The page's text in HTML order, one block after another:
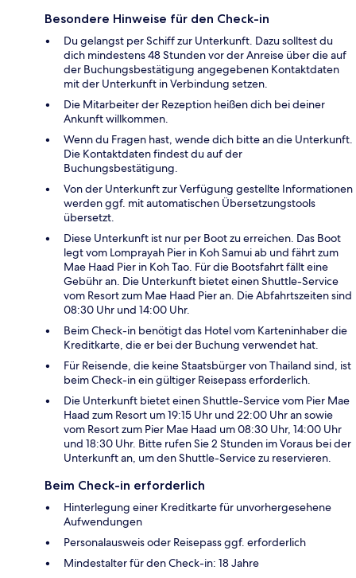
Besondere Hinweise für den Check-in
Du gelangst per Schiff zur Unterkunft. Dazu solltest du
dich mindestens 48 Stunden vor der Anreise über die auf
der Buchungsbestätigung angegebenen Kontaktdaten
mit der Unterkunft in Verbindung setzen.
Die Mitarbeiter der Rezeption heißen dich bei deiner
Ankunft willkommen.
Wenn du Fragen hast, wende dich bitte an die Unterkunft.
Die Kontaktdaten findest du auf der
Buchungsbestätigung.
Von der Unterkunft zur Verfügung gestellte Informationen
werden ggf. mit automatischen Übersetzungstools
übersetzt.
Diese Unterkunft ist nur per Boot zu erreichen. Das Boot
legt vom Lomprayah Pier in Koh Samui ab und fährt zum
Mae Haad Pier in Koh Tao. Für die Bootsfahrt fällt eine
Gebühr an. Die Unterkunft bietet einen Shuttle-Service
vom Resort zum Mae Haad Pier an. Die Abfahrtszeiten sind
08:30 Uhr und 14:00 Uhr.
Beim Check-in benötigt das Hotel vom Karteninhaber die
Kreditkarte, die er bei der Buchung verwendet hat.
Für Reisende, die keine Staatsbürger von Thailand sind, ist
beim Check-in ein gültiger Reisepass erforderlich.
Die Unterkunft bietet einen Shuttle-Service vom Pier Mae
Haad zum Resort um 19:15 Uhr und 22:00 Uhr an sowie
vom Resort zum Pier Mae Haad um 08:30 Uhr, 14:00 Uhr
und 18:30 Uhr. Bitte rufen Sie 2 Stunden im Voraus bei der
Unterkunft an, um den Shuttle-Service zu reservieren.
Beim Check-in erforderlich
Hinterlegung einer Kreditkarte für unvorhergesehene
Aufwendungen
Personalausweis oder Reisepass ggf. erforderlich
Mindestalter für den Check-in: 18 Jahre